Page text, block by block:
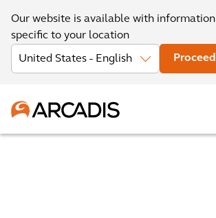
Our website is available with information
specific to your location
Proceed